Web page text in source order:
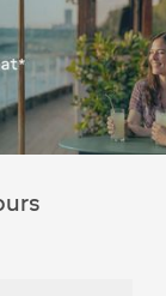
remise
le